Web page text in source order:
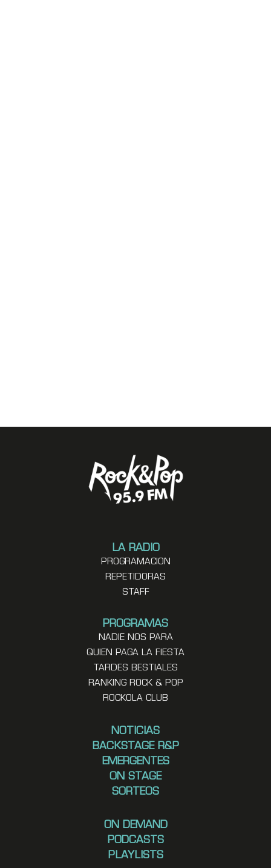
LA RADIO
PROGRAMACION
REPETIDORAS
STAFF
PROGRAMAS
NADIE NOS PARA
QUIEN PAGA LA FIESTA
TARDES BESTIALES
RANKING ROCK & POP
ROCKOLA CLUB
NOTICIAS
BACKSTAGE R&P
EMERGENTES
ON STAGE
SORTEOS
ON DEMAND
PODCASTS
PLAYLISTS